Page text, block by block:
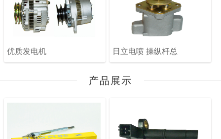
优质发电机 日立电喷 操纵杆总
产品展示